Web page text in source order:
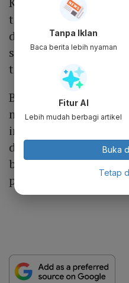
tersebut. Setidaknya
ditemukan Badan
sekitar dua bulan
tersebut.
Beberapa di
mengakomodasi
informasi, belum
difabel, hingga belum
batas waktu
putusan pengadilan.
Tanpa Iklan
Baca berita lebih nyaman
Fitur AI
Lebih mudah berbagi artikel
Buka
Tetap